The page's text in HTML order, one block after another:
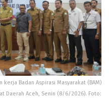
kerja Badan Aspirasi Masyarakat (BAM)
Daerah Aceh, Senin (8/6/2026). Foto: